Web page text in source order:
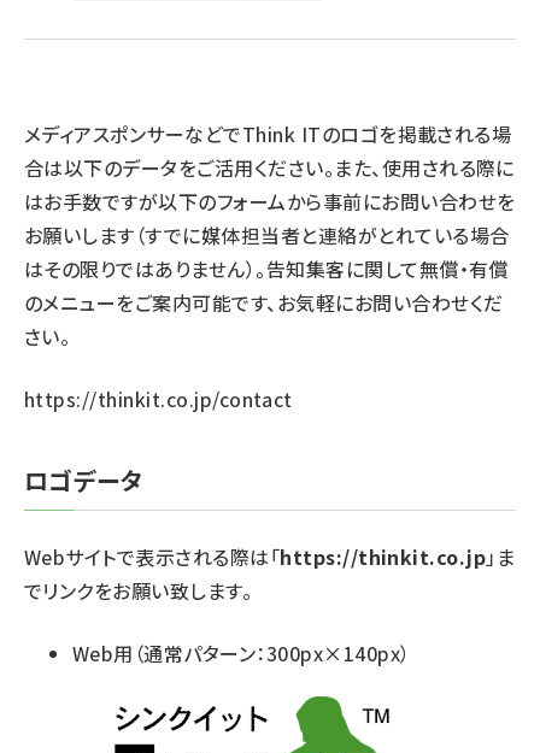
drupal (1947)
abc123 (1352)
ai crunch (1348)
メディアスポンサーなどでThink ITのロゴを掲載される場
合は以下のデータをご活用ください。また、使用される際に
はお手数ですが以下のフォームから事前にお問い合わせを
お願いします（すでに媒体担当者と連絡がとれている場合
はその限りではありません）。告知集客に関して無償・有償
のメニューをご案内可能です、お気軽にお問い合わせくだ
さい。
https://thinkit.co.jp/contact
ロゴデータ
Webサイトで表示される際は「https://thinkit.co.jp」ま
でリンクをお願い致します。
Web用（通常パターン：300px×140px）